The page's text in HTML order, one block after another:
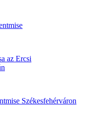
az Ercsi
Székesfehérváron